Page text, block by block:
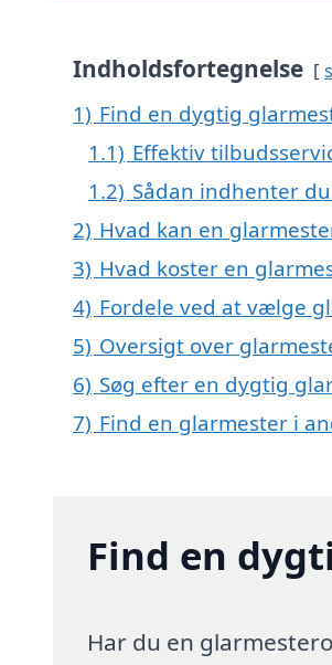
Indholdsfortegnelse
1) Find en dygtig
1.1) Effektiv
1.2) Sådan indhenter
2) Hvad kan en
3) Hvad koster en
4) Fordele ved at vælge
5) Oversigt over
6) Søg efter en dygtig
7) Find en glarmester i
Find en
Har du en